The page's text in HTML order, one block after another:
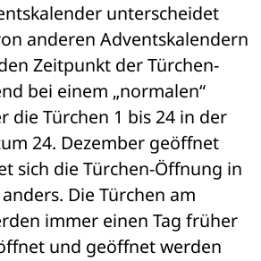
unterscheidet
anderen Adventskalendern
Zeitpunkt der Türchen-
bei einem „normalen“
die Türchen 1 bis 24 in der
24. Dezember geöffnet
sich die Türchen-Öffnung in
Die Türchen am
immer einen Tag früher
und geöffnet werden